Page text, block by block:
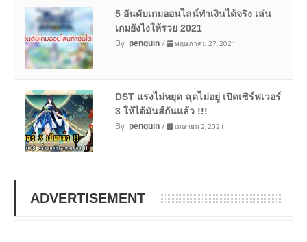
5 อันดับเกมออนไลน์ทำเงินได้จริง เล่น
เกมยังไงให้รวย 2021
By penguin/ พฤษภาคม 27, 2021
DST แรงไม่หยุด ฉุดไม่อยู่ เปิดเซิร์ฟเวอร์
3 ให้ได้มันส์กันแล้ว !!!
By penguin/ เมษายน 2, 2021
ADVERTISEMENT